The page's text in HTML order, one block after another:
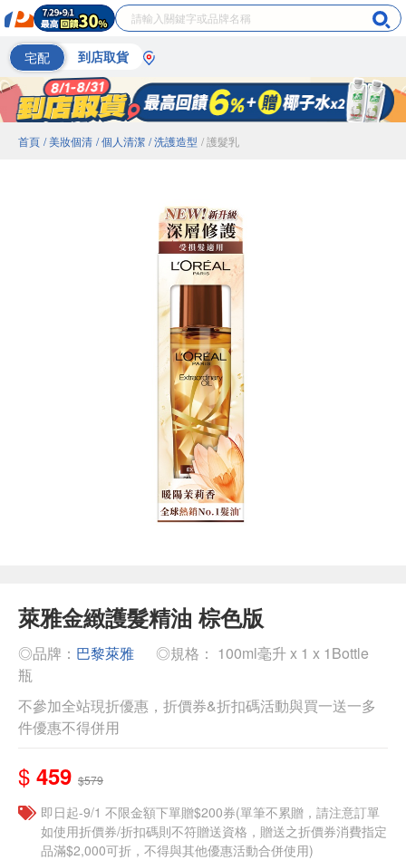
宅配 到店取貨
首頁 / 美妝個清 / 個人清潔 / 洗護造型 / 護髮乳
萊雅金緻護髮精油 棕色版
◎品牌： 巴黎萊雅
◎規格： 100ml毫升 x 1 x 1Bottle
瓶
不參加全站現折優惠，折價券&折扣碼活動與買一送一多
件優惠不得併用
$ 459 $579
即日起-9/1 不限金額下單贈$200券(單筆不累贈，請注意訂單
如使用折價券/折扣碼則不符贈送資格，贈送之折價券消費指定
品滿$2,000可折，不得與其他優惠活動合併使用)